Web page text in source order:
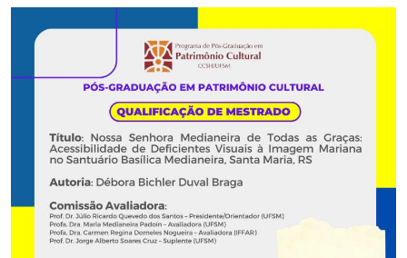
Ministério da Mulher, da Família e dos Direitos Humanos
Secretaria-Geral
Secretaria de Governo
Gabinete de Segurança Institucional
Advocacia-Geral da União